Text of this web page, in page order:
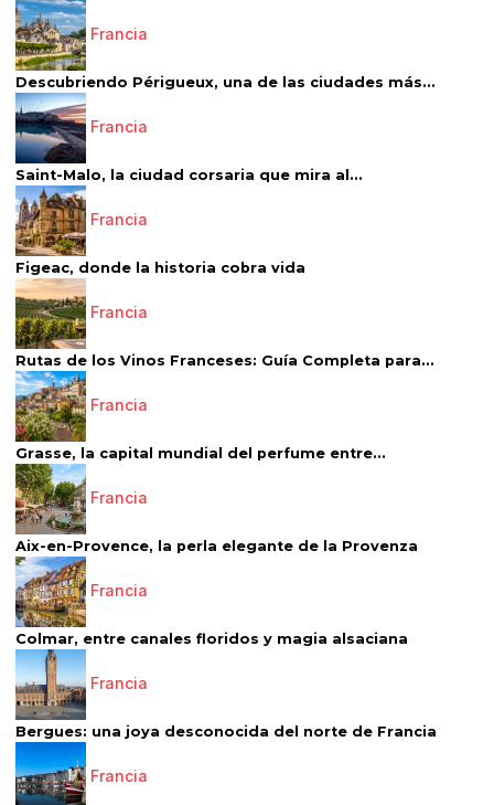
Francia
Descubriendo Périgueux, una de las ciudades más...
Francia
Saint-Malo, la ciudad corsaria que mira al...
Francia
Figeac, donde la historia cobra vida
Francia
Rutas de los Vinos Franceses: Guía Completa para...
Francia
Grasse, la capital mundial del perfume entre...
Francia
Aix-en-Provence, la perla elegante de la Provenza
Francia
Colmar, entre canales floridos y magia alsaciana
Francia
Bergues: una joya desconocida del norte de Francia
Francia